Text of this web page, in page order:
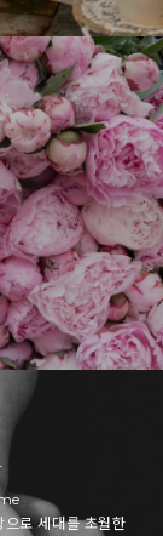
로 세대를 초월한